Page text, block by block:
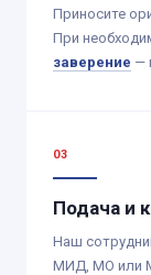
Приносите
При
заверение —
Подача и
Наш
МИД, МО или